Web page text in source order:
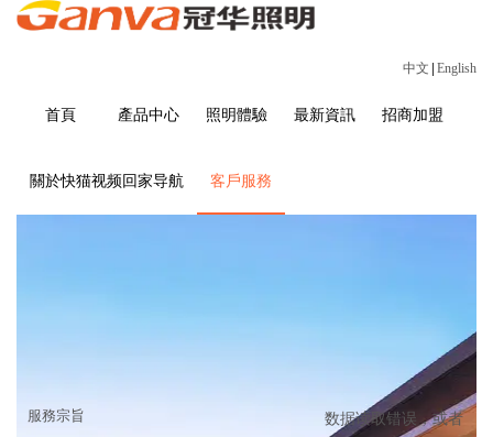
中文 English
首頁 產品中心 照明體驗 最新資訊 招商加盟
關於快猫视频回家导航 客戶服務
服務宗旨
数据读取错误，或者